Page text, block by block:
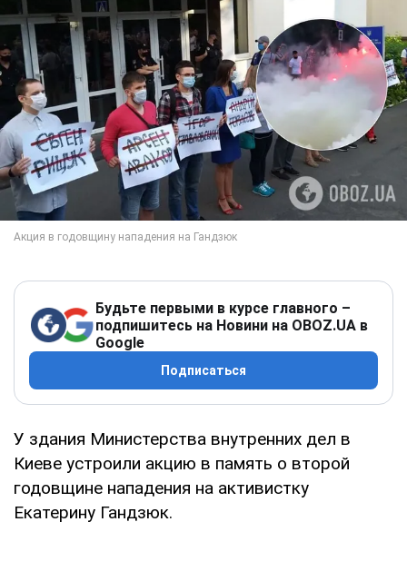
Будьте первыми в курсе главного –
подпишитесь на Новини на OBOZ.UA в
Google
Подписаться
У здания Министерства внутренних дел в
Киеве устроили акцию в память о второй
годовщине нападения на активистку
Екатерину Гандзюк.